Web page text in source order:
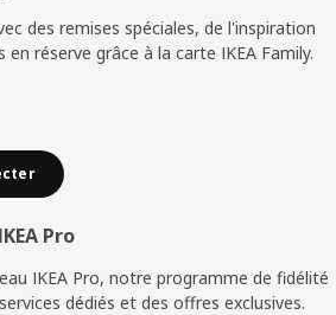
des remises spéciales, de l'inspiration
réserve grâce à la carte IKEA Family.
Pro
IKEA Pro, notre programme de fidélité
dédiés et des offres exclusives.